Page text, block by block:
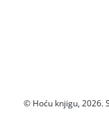
© Hoću knjigu, 2026.